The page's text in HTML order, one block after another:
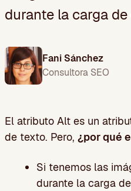
durante la carga
Fani Sánchez
Consultora SEO
El atributo Alt es un
de texto. Pero, ¿por qué
Si tenemos las
durante la carga